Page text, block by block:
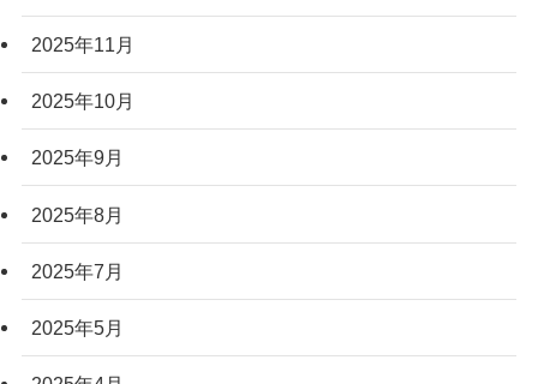
2025年11月
2025年10月
2025年9月
2025年8月
2025年7月
2025年5月